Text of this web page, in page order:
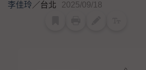
李佳玲／台北 2025/09/18